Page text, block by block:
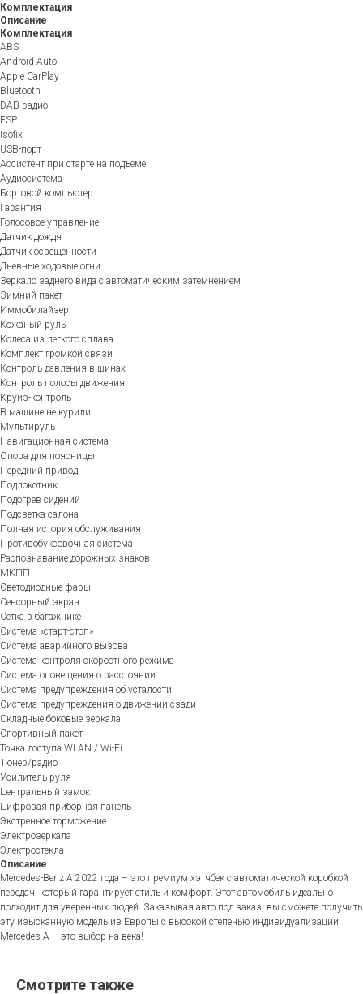
Комплектация
Описание
Комплектация
ABS
Android Auto
Apple CarPlay
Bluetooth
DAB-радио
ESP
Isofix
USB-порт
Ассистент при старте на подъеме
Аудиосистема
Бортовой компьютер
Гарантия
Голосовое управление
Датчик дождя
Датчик освещенности
Дневные ходовые огни
Зеркало заднего вида с автоматическим затемнением
Зимний пакет
Иммобилайзер
Кожаный руль
Колеса из легкого сплава
Комплект громкой связи
Контроль давления в шинах
Контроль полосы движения
Круиз-контроль
В машине не курили
Мультируль
Навигационная система
Опора для поясницы
Передний привод
Подлокотник
Подогрев сидений
Подсветка салона
Полная история обслуживания
Противобуксовочная система
Распознавание дорожных знаков
МКПП
Светодиодные фары
Сенсорный экран
Сетка в багажнике
Система «старт-стоп»
Система аварийного вызова
Система контроля скоростного режима
Система оповещения о расстоянии
Система предупреждения об усталости
Система предупреждения о движении сзади
Складные боковые зеркала
Спортивный пакет
Точка доступа WLAN / Wi-Fi
Тюнер/радио
Усилитель руля
Центральный замок
Цифровая приборная панель
Экстренное торможение
Электрозеркала
Электростекла
Описание
Mercedes-Benz A 2022 года – это премиум хэтчбек с автоматической коробкой
передач, который гарантирует стиль и комфорт. Этот автомобиль идеально
подходит для уверенных людей. Заказывая авто под заказ, вы сможете получить
эту изысканную модель из Европы с высокой степенью индивидуализации.
Mercedes A – это выбор на века!
Смотрите также